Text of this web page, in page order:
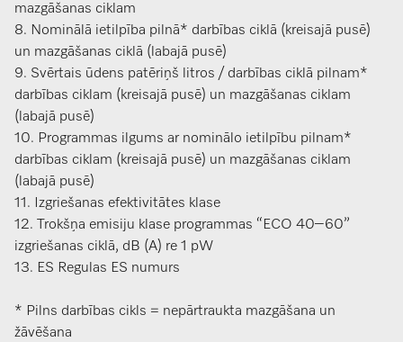
mazgāšanas ciklam
8. Nominālā ietilpība pilnā* darbības ciklā (kreisajā pusē)
un mazgāšanas ciklā (labajā pusē)
9. Svērtais ūdens patēriņš litros / darbības ciklā pilnam*
darbības ciklam (kreisajā pusē) un mazgāšanas ciklam
(labajā pusē)
10. Programmas ilgums ar nominālo ietilpību pilnam*
darbības ciklam (kreisajā pusē) un mazgāšanas ciklam
(labajā pusē)
11. Izgriešanas efektivitātes klase
12. Trokšņa emisiju klase programmas “ECO 40–60”
izgriešanas ciklā, dB (A) re 1 pW
13. ES Regulas ES numurs
* Pilns darbības cikls = nepārtraukta mazgāšana un
žāvēšana